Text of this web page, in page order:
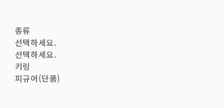
종류
선택하세요.
선택하세요.
키링
피규어(단품)